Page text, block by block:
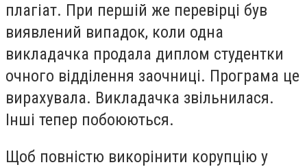
плагіат. При першій же перевірці був
виявлений випадок, коли одна
викладачка продала диплом студентки
очного відділення заочниці. Програма це
вирахувала. Викладачка звільнилася.
Інші тепер побоюються.
Щоб повністю викорінити корупцію у